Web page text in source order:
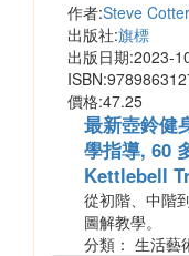
作者:Steve Cotter
出版社:旗標
出版日期:2023-
價格:47.25
最新壺鈴健
學指導, 60
Kettlebell
從初階、中階
圖解教學。
分類： 生活藝